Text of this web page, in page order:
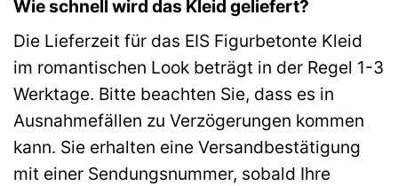
Wie schnell wird das Kleid geliefert?
Die Lieferzeit für das EIS Figurbetonte Kleid
im romantischen Look beträgt in der Regel 1-3
Werktage. Bitte beachten Sie, dass es in
Ausnahmefällen zu Verzögerungen kommen
kann. Sie erhalten eine Versandbestätigung
mit einer Sendungsnummer, sobald Ihre